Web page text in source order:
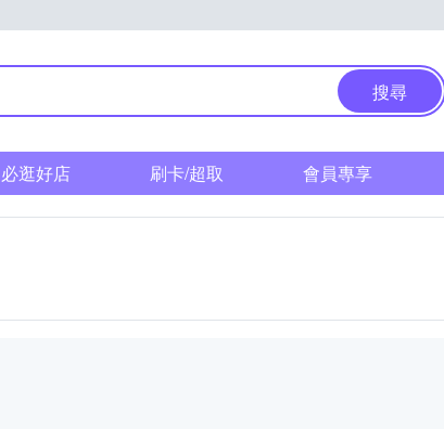
搜尋
必逛好店 刷卡/超取 會員專享